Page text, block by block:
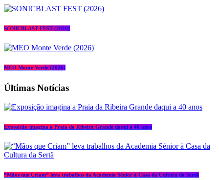
SONICBLAST FEST (2026)
MEO Monte Verde (2026)
Últimas Notícias
Exposição imagina a Praia da Ribeira Grande daqui a 40 anos
“Mãos que Criam” leva trabalhos da Academia Sénior à Casa da Cultura da Sertã